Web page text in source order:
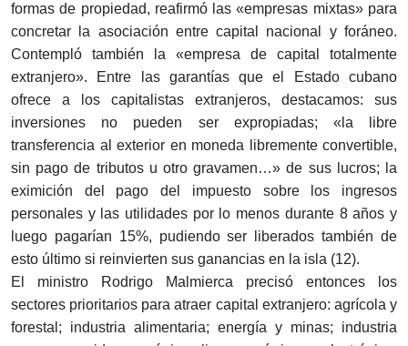
formas de propiedad, reafirmó las «empresas mixtas» para
concretar la asociación entre capital nacional y foráneo.
Contempló también la «empresa de capital totalmente
extranjero». Entre las garantías que el Estado cubano
ofrece a los capitalistas extranjeros, destacamos: sus
inversiones no pueden ser expropiadas; «la libre
transferencia al exterior en moneda libremente convertible,
sin pago de tributos u otro gravamen…» de sus lucros; la
eximición del pago del impuesto sobre los ingresos
personales y las utilidades por lo menos durante 8 años y
luego pagarían 15%, pudiendo ser liberados también de
esto último si reinvierten sus ganancias en la isla (12).
El ministro Rodrigo Malmierca precisó entonces los
sectores prioritarios para atraer capital extranjero: agrícola y
forestal; industria alimentaria; energía y minas; industria